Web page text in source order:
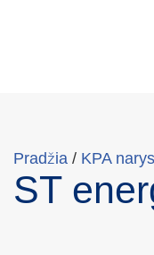
Pradžia / KPA narys
ST